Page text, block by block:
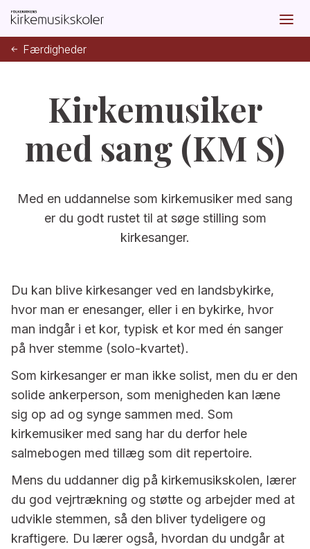
Færdigheder
Kirkemusiker
med sang (KM S)
Med en uddannelse som kirkemusiker med sang
er du godt rustet til at søge stilling som
kirkesanger.
Du kan blive kirkesanger ved en landsbykirke,
hvor man er enesanger, eller i en bykirke, hvor
man indgår i et kor, typisk et kor med én sanger
på hver stemme (solo-kvartet).
Som kirkesanger er man ikke solist, men du er den
solide ankerperson, som menigheden kan læne
sig op ad og synge sammen med. Som
kirkemusiker med sang har du derfor hele
salmebogen med tillæg som dit repertoire.
Mens du uddanner dig på kirkemusikskolen, lærer
du god vejrtrækning og støtte og arbejder med at
udvikle stemmen, så den bliver tydeligere og
kraftigere. Du lærer også, hvordan du undgår at